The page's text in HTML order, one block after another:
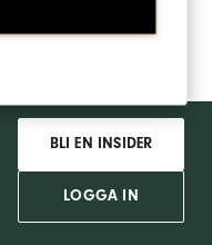
BLI EN INSIDER
LOGGA IN